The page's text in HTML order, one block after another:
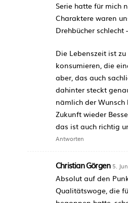
Serie hatte für mich
Charaktere waren
Drehbücher
Die Lebenszeit ist
konsumieren, die
aber, das auch
dahinter steckt
nämlich der
Zukunft wieder
das ist auch richtig
Antworten
Christian Görgen 5.
Absolut auf den
Qualitätswoge, die